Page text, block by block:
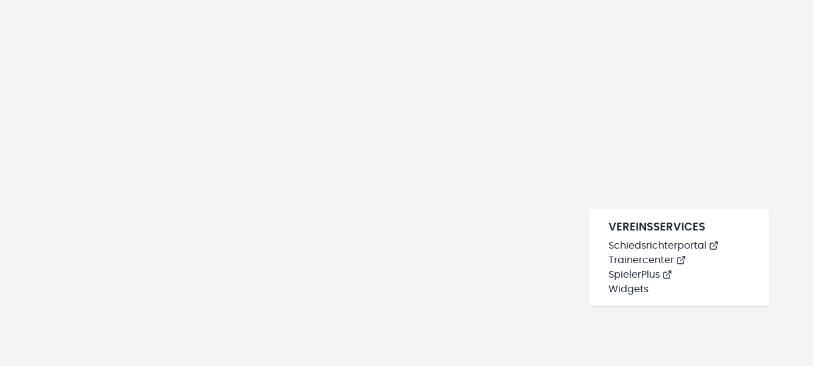
VEREINSSERVICES
Schiedsrichterportal
Trainercenter
SpielerPlus
Widgets